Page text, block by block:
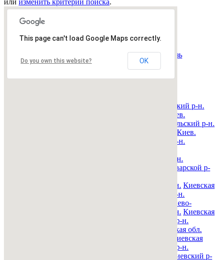
This page can't load Google Maps correctly.
Do you own this website? OK
Всего0объявлений.
Страница: « назад 1 вперед »
|Обратная связь
© 2015-2025 Avizo
Киев. Дарницкий р-н.
Киев.
Киев. Подольский р-н.
Киев.
Киевская обл. Барышевский р-н.
Киевская обл. Бориспольский р-н.
Киевская обл. Броварской р-
Киевская обл. Вышгородский р-н. Киевская
Киевская обл. Иванковский р-н.
Киевская обл. Киево-
Киевская обл. Макаровский р-н. Киевская
Киевская обл. Обуховский р-н.
Киевская обл.
Киевская
Киевская обл. Ставищенский р-н.
Киевская обл. Тетиевский р-